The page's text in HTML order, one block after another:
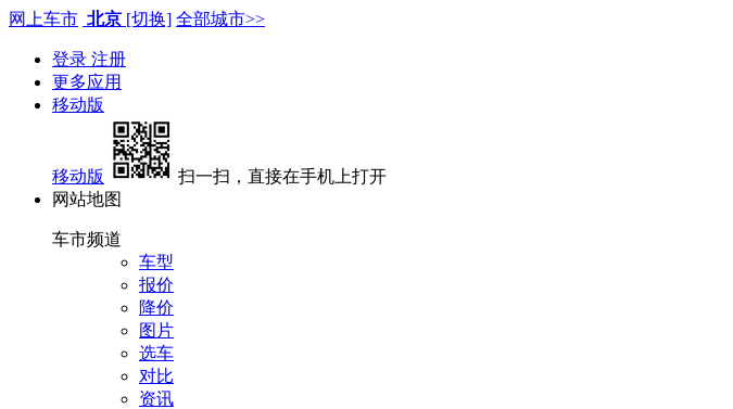
网上车市 北京 [切换] 全部城市>>
登录 注册
更多应用
移动版
移动版
扫一扫，直接在手机上打开
网站地图
车市频道
车型
报价
降价
图片
选车
对比
资讯